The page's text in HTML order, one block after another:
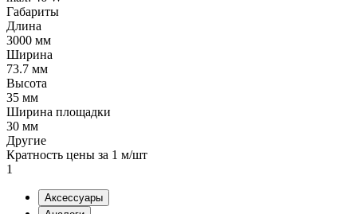
Габариты
Длина
3000 мм
Ширина
73.7 мм
Высота
35 мм
Ширина площадки
30 мм
Другие
Кратность цены за 1 м/шт
1
Аксессуары